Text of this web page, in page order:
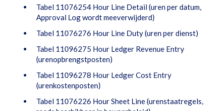
Tabel 11076254 Hour Line Detail (uren per datum,
Approval Log wordt meeverwijderd)
Tabel 11076276 Hour Line Duty (uren per dienst)
Tabel 11096275 Hour Ledger Revenue Entry
(urenopbrengstposten)
Tabel 11096278 Hour Ledger Cost Entry
(urenkostenposten)
Tabel 11076226 Hour Sheet Line (urenstaatregels,